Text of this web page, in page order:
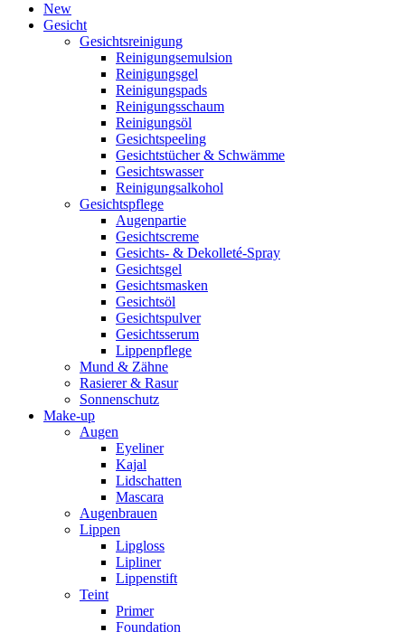
New
Gesicht
Gesichtsreinigung
Reinigungsemulsion
Reinigungsgel
Reinigungspads
Reinigungsschaum
Reinigungsöl
Gesichtspeeling
Gesichtstücher & Schwämme
Gesichtswasser
Reinigungsalkohol
Gesichtspflege
Augenpartie
Gesichtscreme
Gesichts- & Dekolleté-Spray
Gesichtsgel
Gesichtsmasken
Gesichtsöl
Gesichtspulver
Gesichtsserum
Lippenpflege
Mund & Zähne
Rasierer & Rasur
Sonnenschutz
Make-up
Augen
Eyeliner
Kajal
Lidschatten
Mascara
Augenbrauen
Lippen
Lipgloss
Lipliner
Lippenstift
Teint
Primer
Foundation